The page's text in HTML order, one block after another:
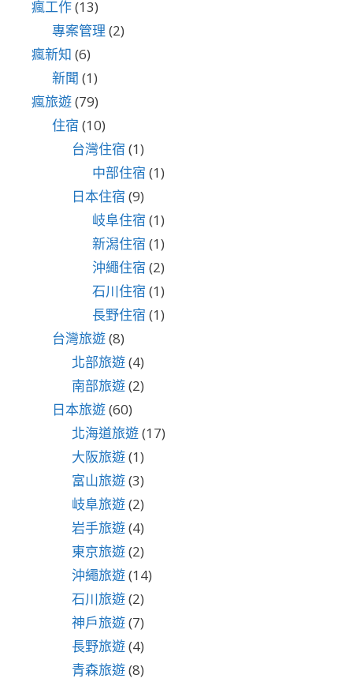
瘋工作(13)
專案管理 (2)
瘋新知 (6)
新聞 (1)
瘋旅遊(79)
住宿 (10)
台灣住宿 (1)
中部住宿 (1)
日本住宿 (9)
岐阜住宿 (1)
新潟住宿 (1)
沖繩住宿 (2)
石川住宿 (1)
長野住宿 (1)
台灣旅遊(8)
北部旅遊(4)
南部旅遊(2)
日本旅遊(60)
北海道旅遊(17)
大阪旅遊(1)
富山旅遊(3)
岐阜旅遊(2)
岩手旅遊(4)
東京旅遊(2)
沖繩旅遊(14)
石川旅遊(2)
神戶旅遊(7)
長野旅遊(4)
青森旅遊(8)